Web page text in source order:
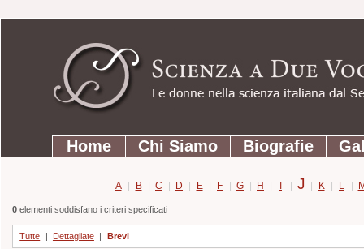
contenuti.
Strumenti
personali
SezioniHome Chi Siamo Biografie
A | B | C | D | E | F | G | H | I | J | K | L |
0elementi soddisfano i criteri specificati
Tutte | Dettagliate | Brevi